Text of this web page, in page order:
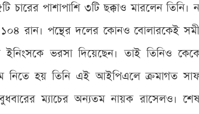
চারের পাশাপাশি ৩টি ছক্কাও মারলেন তিনি।
রান। পন্থের দলের কোনও বোলারকেই
ইনিংসকে ভরসা দিয়েছেন। তাই তিনিও
নিতে হয় তিনি এই আইপিএলে ক্রমাগত
ম্যাচের অন্যতম নায়ক রাসেলও।